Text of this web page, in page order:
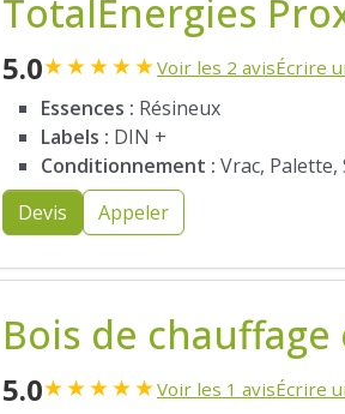
TotalEnergies
5.0★★★★★Voir les 2 avisÉcrire
Essences : Résineux
Labels : DIN +
Conditionnement : Vrac, Palette,
Devis
Appeler
Bois de
5.0★★★★★Voir les 1 avisÉcrire